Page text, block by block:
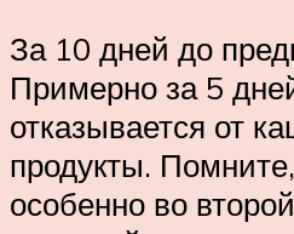
За 10 дней до
Примерно за 5
отказывается от
продукты.
особенно во